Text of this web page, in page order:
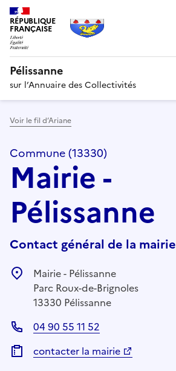
RÉPUBLIQUE
FRANÇAISE
Pélissanne
sur l’Annuaire des Collectivités
Voir le fil d’Ariane
Commune (13330)
Mairie -
Pélissanne
Contact général de la mairie
Mairie - Pélissanne
Parc Roux-de-Brignoles
13330 Pélissanne
04 90 55 11 52
contacter la mairie